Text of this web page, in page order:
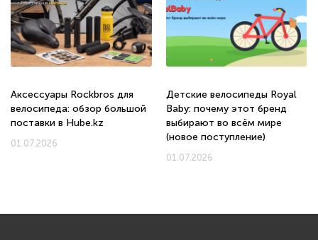
Аксессуары Rockbros для
велосипеда: обзор большой
поставки в Hube.kz
01.07.2026
Детские велосипеды Royal
Baby: почему этот бренд
выбирают во всём мире
(новое поступление)
01.07.2026